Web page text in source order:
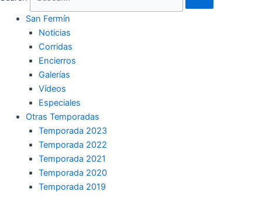
San Fermín
Noticias
Corridas
Encierros
Galerías
Vídeos
Especiales
Otras Temporadas
Temporada 2023
Temporada 2022
Temporada 2021
Temporada 2020
Temporada 2019